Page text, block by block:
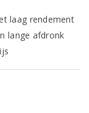
laag rendement
lange afdronk